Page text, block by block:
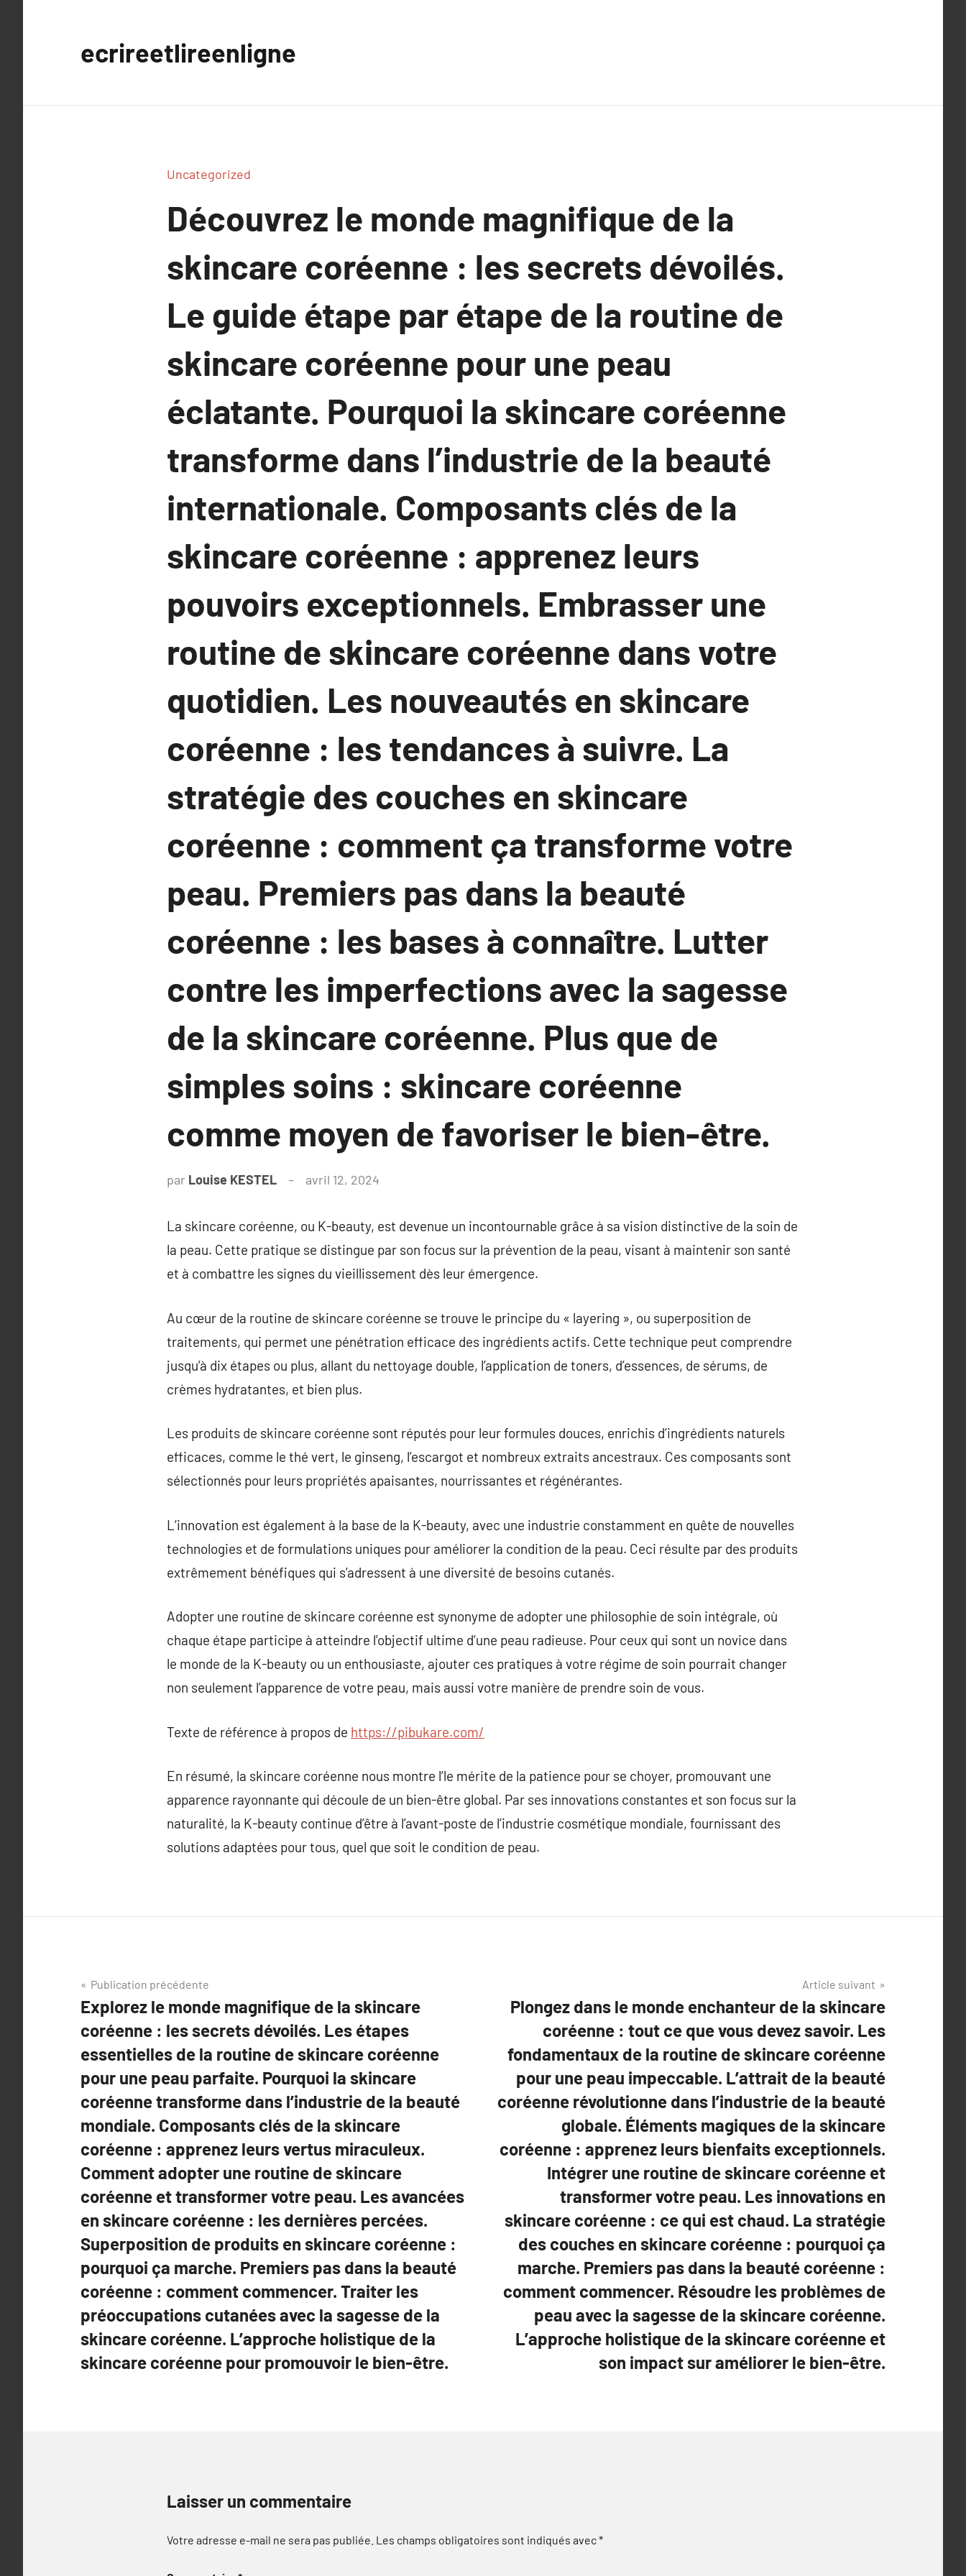
ecrireetlireenligne
Uncategorized
Découvrez le monde magnifique de la
skincare coréenne : les secrets dévoilés.
Le guide étape par étape de la routine de
skincare coréenne pour une peau
éclatante. Pourquoi la skincare coréenne
transforme dans l’industrie de la beauté
internationale. Composants clés de la
skincare coréenne : apprenez leurs
pouvoirs exceptionnels. Embrasser une
routine de skincare coréenne dans votre
quotidien. Les nouveautés en skincare
coréenne : les tendances à suivre. La
stratégie des couches en skincare
coréenne : comment ça transforme votre
peau. Premiers pas dans la beauté
coréenne : les bases à connaître. Lutter
contre les imperfections avec la sagesse
de la skincare coréenne. Plus que de
simples soins : skincare coréenne
comme moyen de favoriser le bien-être.
par Louise KESTEL avril 12, 2024
La skincare coréenne, ou K-beauty, est devenue un incontournable grâce à sa vision distinctive de la soin de
la peau. Cette pratique se distingue par son focus sur la prévention de la peau, visant à maintenir son santé
et à combattre les signes du vieillissement dès leur émergence.
Au cœur de la routine de skincare coréenne se trouve le principe du « layering », ou superposition de
traitements, qui permet une pénétration efficace des ingrédients actifs. Cette technique peut comprendre
jusqu’à dix étapes ou plus, allant du nettoyage double, l’application de toners, d’essences, de sérums, de
crèmes hydratantes, et bien plus.
Les produits de skincare coréenne sont réputés pour leur formules douces, enrichis d’ingrédients naturels
efficaces, comme le thé vert, le ginseng, l’escargot et nombreux extraits ancestraux. Ces composants sont
sélectionnés pour leurs propriétés apaisantes, nourrissantes et régénérantes.
L’innovation est également à la base de la K-beauty, avec une industrie constamment en quête de nouvelles
technologies et de formulations uniques pour améliorer la condition de la peau. Ceci résulte par des produits
extrêmement bénéfiques qui s’adressent à une diversité de besoins cutanés.
Adopter une routine de skincare coréenne est synonyme de adopter une philosophie de soin intégrale, où
chaque étape participe à atteindre l’objectif ultime d’une peau radieuse. Pour ceux qui sont un novice dans
le monde de la K-beauty ou un enthousiaste, ajouter ces pratiques à votre régime de soin pourrait changer
non seulement l’apparence de votre peau, mais aussi votre manière de prendre soin de vous.
Texte de référence à propos de https://pibukare.com/
En résumé, la skincare coréenne nous montre l’le mérite de la patience pour se choyer, promouvant une
apparence rayonnante qui découle de un bien-être global. Par ses innovations constantes et son focus sur la
naturalité, la K-beauty continue d’être à l’avant-poste de l’industrie cosmétique mondiale, fournissant des
solutions adaptées pour tous, quel que soit le condition de peau.
Navigation
de
l’article
Publication précédente
Explorez le monde magnifique de la skincare
coréenne : les secrets dévoilés. Les étapes
essentielles de la routine de skincare coréenne
pour une peau parfaite. Pourquoi la skincare
coréenne transforme dans l’industrie de la beauté
mondiale. Composants clés de la skincare
coréenne : apprenez leurs vertus miraculeux.
Comment adopter une routine de skincare
coréenne et transformer votre peau. Les avancées
en skincare coréenne : les dernières percées.
Superposition de produits en skincare coréenne :
pourquoi ça marche. Premiers pas dans la beauté
coréenne : comment commencer. Traiter les
préoccupations cutanées avec la sagesse de la
skincare coréenne. L’approche holistique de la
skincare coréenne pour promouvoir le bien-être.
Article suivant
Plongez dans le monde enchanteur de la skincare
coréenne : tout ce que vous devez savoir. Les
fondamentaux de la routine de skincare coréenne
pour une peau impeccable. L’attrait de la beauté
coréenne révolutionne dans l’industrie de la beauté
globale. Éléments magiques de la skincare
coréenne : apprenez leurs bienfaits exceptionnels.
Intégrer une routine de skincare coréenne et
transformer votre peau. Les innovations en
skincare coréenne : ce qui est chaud. La stratégie
des couches en skincare coréenne : pourquoi ça
marche. Premiers pas dans la beauté coréenne :
comment commencer. Résoudre les problèmes de
peau avec la sagesse de la skincare coréenne.
L’approche holistique de la skincare coréenne et
son impact sur améliorer le bien-être.
Laisser un commentaire
Votre adresse e-mail ne sera pas publiée. Les champs obligatoires sont indiqués avec*